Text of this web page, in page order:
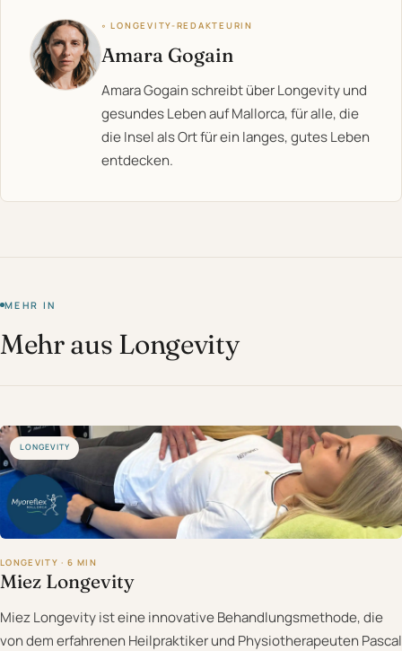
◦ LONGEVITY-REDAKTEURIN
Amara Gogain
Amara Gogain schreibt über Longevity und
gesundes Leben auf Mallorca, für alle, die
die Insel als Ort für ein langes, gutes Leben
entdecken.
MEHR IN
Mehr aus Longevity
LONGEVITY
LONGEVITY · 6 MIN
Miez Longevity
Miez Longevity ist eine innovative Behandlungsmethode, die
von dem erfahrenen Heilpraktiker und Physiotherapeuten Pascal